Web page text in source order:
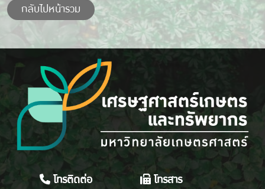
กลับไปหน้ารวม
โทรติดต่อ โทรสาร